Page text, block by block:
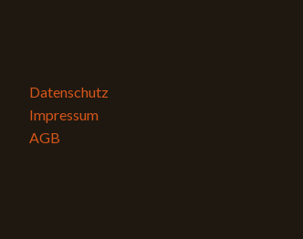
Datenschutz
Impressum
AGB